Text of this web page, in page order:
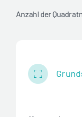
Anzahl der